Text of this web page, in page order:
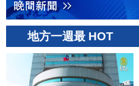
地方一週最 HOT